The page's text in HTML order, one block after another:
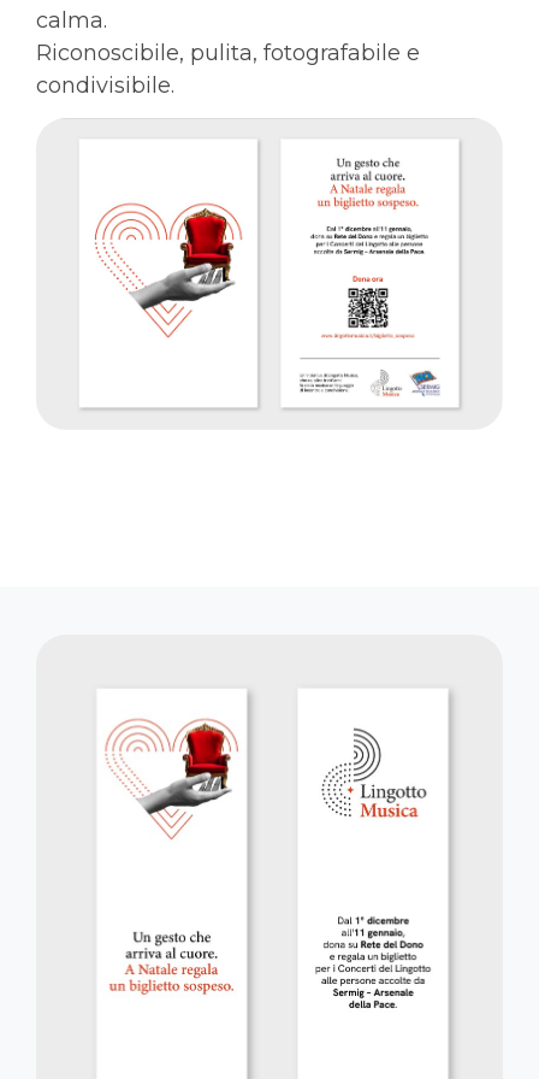
calma.
Riconoscibile, pulita, fotografabile e
condivisibile.